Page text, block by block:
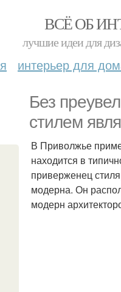
ВСЁ ОБ
лучшие идеи для
интерьер для
Без
стилем
В Приволжье
находится в
приверженец
модерна. Он
модерн